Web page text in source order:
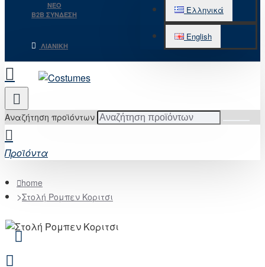
NEO
B2B ΣΥΝΔΕΣΗ
ΛΙΑΝΙΚΉ
Ελληνικά
English
Αναζήτηση προϊόντων
Προϊόντα
home
Στολή Ρομπεν Κοριτσι